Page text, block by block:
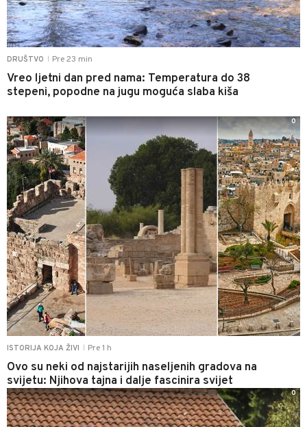
DRUŠTVO Pre 23 min
Vreo ljetni dan pred nama: Temperatura do 38
stepeni, popodne na jugu moguća slaba kiša
ISTORIJA KOJA ŽIVI Pre 1 h
Ovo su neki od najstarijih naseljenih gradova na
svijetu: Njihova tajna i dalje fascinira svijet
0
0